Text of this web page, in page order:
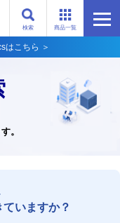
商品一覧
検索
はこちら ＞
。
いますか？